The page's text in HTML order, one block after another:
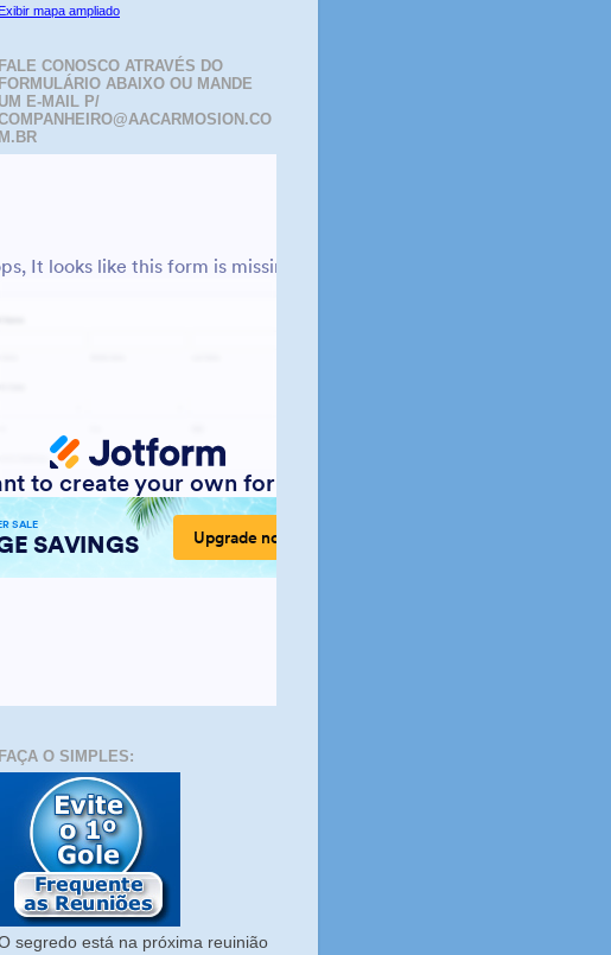
Exibir mapa ampliado
FALE CONOSCO ATRAVÉS DO
FORMULÁRIO ABAIXO OU MANDE
UM E-MAIL P/
M.BR
FAÇA O SIMPLES:
segredo está na próxima reuinião